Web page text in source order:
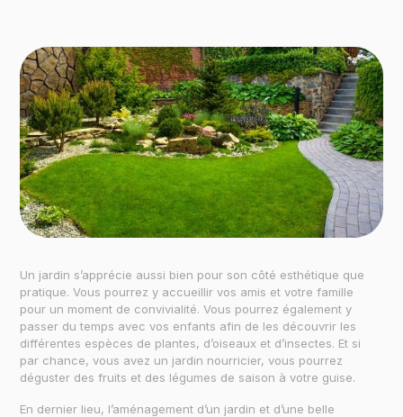
Un jardin s’apprécie aussi bien pour son côté esthétique que
pratique. Vous pourrez y accueillir vos amis et votre famille
pour un moment de convivialité. Vous pourrez également y
passer du temps avec vos enfants afin de les découvrir les
différentes espèces de plantes, d’oiseaux et d’insectes. Et si
par chance, vous avez un jardin nourricier, vous pourrez
déguster des fruits et des légumes de saison à votre guise.
En dernier lieu, l’aménagement d’un jardin et d’une belle